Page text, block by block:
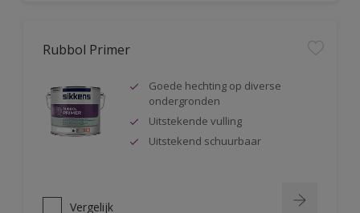
Rubbol Primer
Goede hechting op diverse
ondergronden
Uitstekende vulling
Uitstekend schuurbaar
Vergelijk